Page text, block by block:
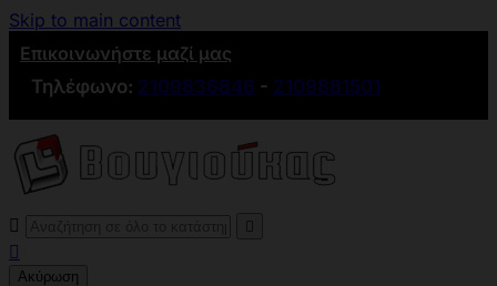
Skip to main content
Επικοινωνήστε μαζί μας
Τηλέφωνο: 2109836846 - 2109881501
 

Ακύρωση